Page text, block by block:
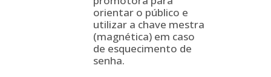
orientar o público e
utilizar a chave mestra
(magnética) em caso
de esquecimento de
senha.